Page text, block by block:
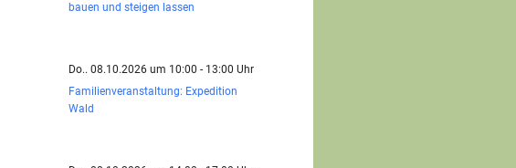
bauen und steigen lassen
Do.. 08.10.2026 um 10:00 - 13:00 Uhr
Familienveranstaltung: Expedition
Wald